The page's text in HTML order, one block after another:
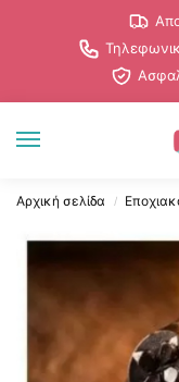
Αρχική σελίδα /